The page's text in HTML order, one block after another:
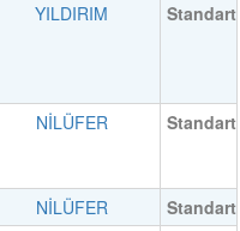
YILDIRIM Standart
NİLÜFER Standart
NİLÜFER
Standart